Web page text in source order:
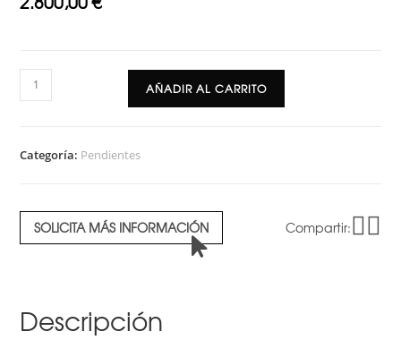
Pendientes
turmalina
AÑADIR AL CARRITO
Categoría: Pendientes
SOLICITA MÁS INFORMACIÓN Compartir:
Descripción